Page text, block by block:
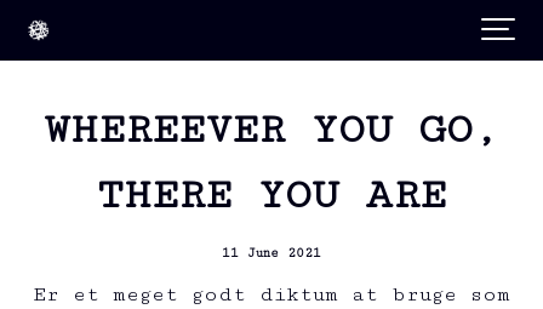
WHEREEVER YOU GO,
THERE YOU ARE
11 June 2021
Er et meget godt diktum at bruge som